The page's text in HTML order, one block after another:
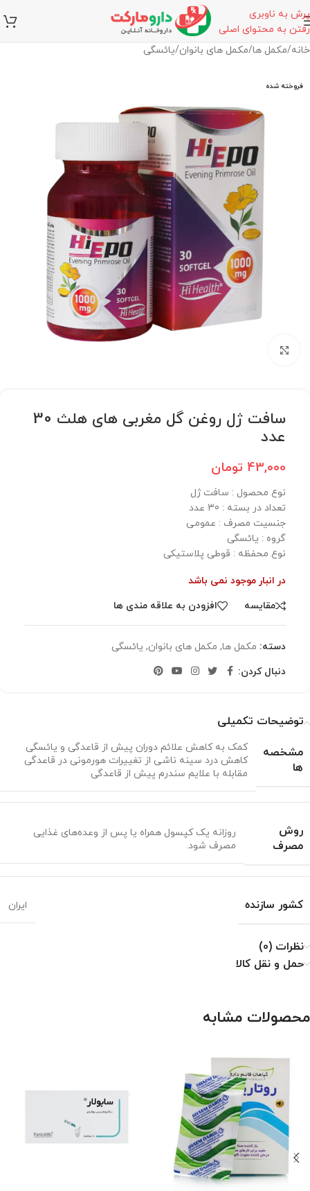
پرش به ناوبری
رفتن به محتوای اصلی
خانه/مکمل ها/مکمل های بانوان/یائسگی
فروخته شده
سافت ژل روغن گل مغربی های هلث 30
عدد
43,000 تومان
نوع محصول :‌ سافت ژل
تعداد در بسته‌ : 30 عدد
جنسیت مصرف :‌ عمومی
گروه :‌ یائسگی
نوع محفظه :‌ قوطی پلاستیکی
در انبار موجود نمی باشد
مقایسه
افزودن به علاقه مندی ها
دسته: مکمل ها, مکمل های بانوان, یائسگی
دنبال کردن:
توضیحات تکمیلی
مشخصه
ها
کمک به کاهش علائم دوران پیش از قاعدگی و یائسگی
کاهش درد سینه ناشی از تغییرات هورمونی در قاعدگی
مقابله با علایم سندرم پیش از قاعدگی
روش
مصرف
روزانه یک کپسول همراه یا پس از وعده‌های غذایی
مصرف شود.
کشور سازنده ایران
نظرات (0)
حمل و نقل کالا
محصولات مشابه